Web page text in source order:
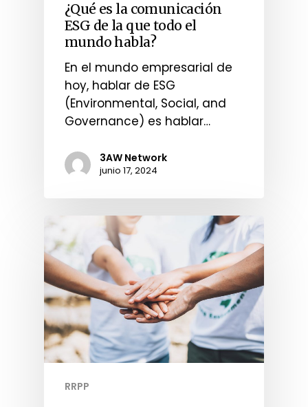
¿Qué es la comunicación
ESG de la que todo el
mundo habla?
En el mundo empresarial de
hoy, hablar de ESG
(Environmental, Social, and
Governance) es hablar…
3AW Network
junio 17, 2024
RRPP